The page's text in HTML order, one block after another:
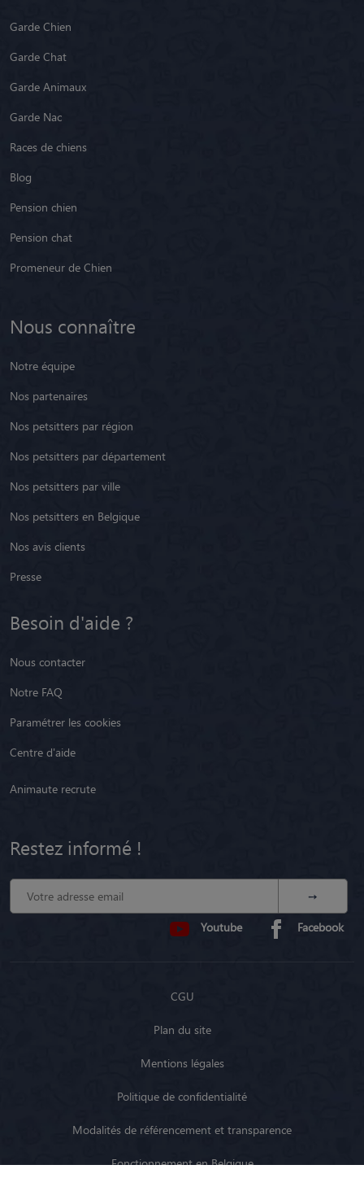
Garde Chien
Garde Chat
Garde Animaux
Garde Nac
Races de chiens
Blog
Pension chien
Pension chat
Promeneur de Chien
Nous connaître
Notre équipe
Nos partenaires
Nos petsitters par région
Nos petsitters par département
Nos petsitters par ville
Nos petsitters en Belgique
Nos avis clients
Presse
Besoin d'aide ?
Nous contacter
Notre FAQ
Paramétrer les cookies
Centre d'aide
Animaute recrute
Restez informé !
Youtube Facebook
CGU
Plan du site
Mentions légales
Politique de confidentialité
Modalités de référencement et transparence
Fonctionnement en Belgique